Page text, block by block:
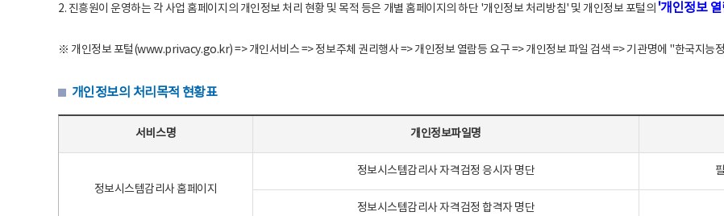
2. 진흥원이 운영하는 각 사업 홈페이지의 개인정보 처리 현황 및 목적 등은 개별 홈페이지의 하단 '개인정보 처리방침' 및 개인정보 포털의 '개인정보
※ 개인정보 포털(www.privacy.go.kr) => 개인서비스 => 정보주체 권리행사 => 개인정보 열람등 요구 => 개인정보 파일 검색 => 기관명에 "한국지능
개인정보의 처리목적 현황표
서비스명 개인정보파일명
정보시스템감리사 홈페이지
정보시스템감리사 자격검정 응시자 명단
정보시스템감리사 자격검정 합격자 명단